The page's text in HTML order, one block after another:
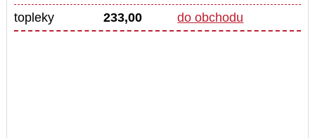
topleky
233,00 do obchodu